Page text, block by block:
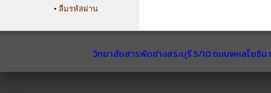
• ลืมรหัสผ่าน
วิทยาลัยสารพัดช่างสระบุรี 5/10 ถนนพหลโยธิ